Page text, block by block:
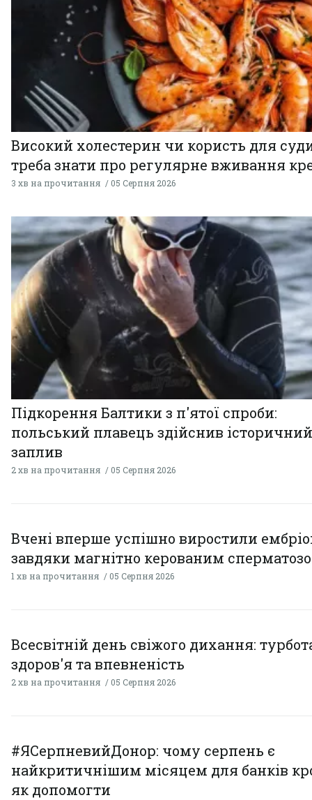
Високий холестерин чи користь для
треба знати про регулярне вживання
3 хв на прочитання 05 Серпня 2026
Підкорення Балтики з п'ятої спроби:
польський плавець здійснив історичний
заплив
2 хв на прочитання 05 Серпня 2026
Вчені вперше успішно виростили
завдяки магнітно керованим
1 хв на прочитання 05 Серпня 2026
Всесвітній день свіжого дихання:
здоров'я та впевненість
2 хв на прочитання 05 Серпня 2026
#ЯСерпневийДонор: чому серпень є
найкритичнішим місяцем для банків
як допомогти